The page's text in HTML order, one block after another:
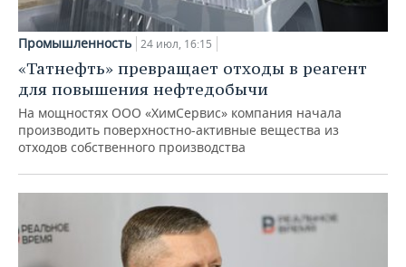
Промышленность 24 июл, 16:15
«Татнефть» превращает отходы в реагент
для повышения нефтедобычи
На мощностях ООО «ХимСервис» компания начала
производить поверхностно-активные вещества из
отходов собственного производства